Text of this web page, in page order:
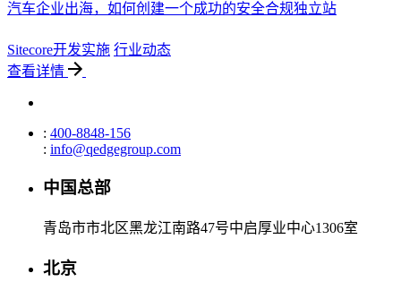
汽车企业出海，如何创建一个成功的安全合规独立站
Sitecore开发实施 行业动态
查看详情
: 400-8848-156
: info@qedgegroup.com
中国总部
青岛市市北区黑龙江南路47号中启厚业中心1306室
北京